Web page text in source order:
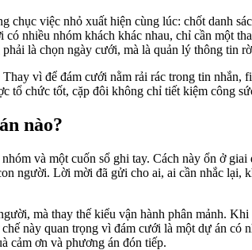
việc nhỏ xuất hiện cùng lúc: chốt danh
nhiều nhóm khách khác nhau, chỉ cần một
là chọn ngày cưới, mà là quản lý thông tin
vì để đám cưới nằm rải rác trong tin nhắn,
chức tốt, cặp đôi không chỉ tiết kiệm công
nào?
và một cuốn sổ ghi tay. Cách này ổn ở
người. Lời mời đã gửi cho ai, ai cần nhắc
mà thay thế kiểu vận hành phân mảnh.
này quan trọng vì đám cưới là một dự án
cảm ơn và phương án đón tiếp.